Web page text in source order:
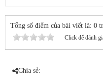
Tổng số điểm của bài viết là: 0
Click để đánh
Chia sẻ: